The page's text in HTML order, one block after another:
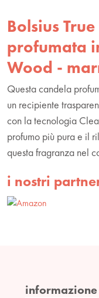
Bolsius
profumata
Wood -
Questa candela
un recipiente
con la tecnologia
profumo più pura e il
questa fragranza nel
i nostri
informazione